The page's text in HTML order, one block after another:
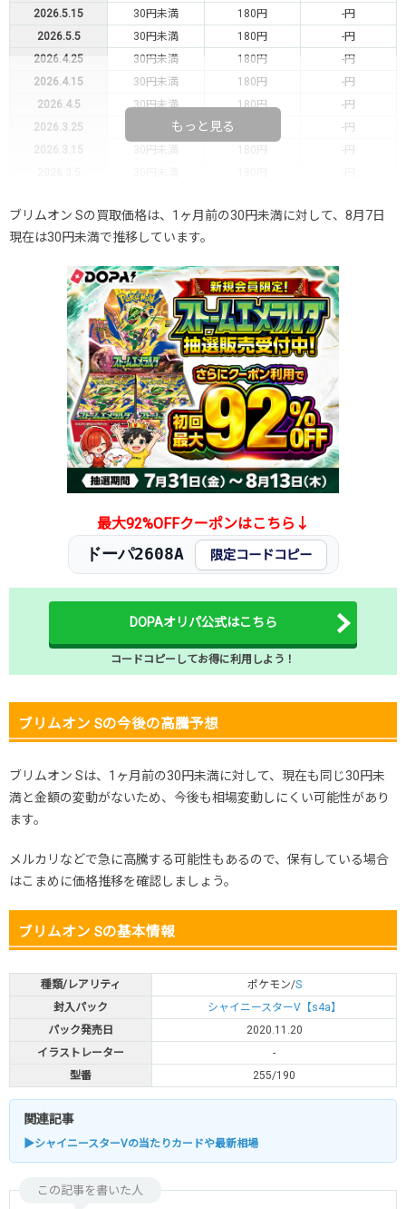
2026.5.15 30円未満 180円
-円
2026.5.5
30円未満 180円
-円
2026.4.25
30円未満 180円
-円
2026.4.15
30円未満 180円
-円
2026.4.5
30円未満 180円
-円
2026.3.25
30円未満
-円
2026.3.15
30円未満 180円
-円
2026.2.15
30円未満 180円
-円
2026.2.5
30円未満
2026.1.25
30円未満 180円
2026.1.15
30円未満 180円
2026.1.5
30円未満 180円
2025.12.25
30円未満 180円
2025.12.15
30円未満 180円
2025.12.5
30円未満 180円
2025.11.25
30円未満 180円
2025.11.15
30円未満 180円
2025.11.5
30円未満 180円
2025.10.25
30円未満 180円
発売日初動
200円 -円
もっと見る
ブリムオン Sの買取価格は、1ヶ月前の30円未満に対して、8月7日
現在は30円未満で推移しています。
最大92%OFFクーポンはこちら↓
ドーパ2608A 限定コードコピー
DOPAオリパ公式はこちら
コードコピーしてお得に利用しよう！
ブリムオン Sの今後の高騰予想
ブリムオン Sは、1ヶ月前の30円未満に対して、現在も同じ30円未
満と金額の変動がないため、今後も相場変動しにくい可能性があり
ます。
メルカリなどで急に高騰する可能性もあるので、保有している場合
はこまめに価格推移を確認しましょう。
ブリムオン Sの基本情報
種類/レアリティ ポケモン/S
封入パック
シャイニースターV【s4a】
パック発売日
2020.11.20
イラストレーター
-
型番
255/190
関連記事
▶シャイニースターVの当たりカードや最新相場
この記事を書いた人